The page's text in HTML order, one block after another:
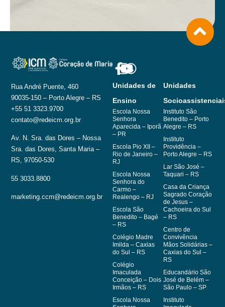
Rua André Puente, 460
90035-150 – Porto Alegre – RS
+55 51 3323.9700
contato@redeicm.org.br
Av. N. Sra. das Dores – Nossa
Sra. das Dores, Santa Maria –
RS, 97050-530
55 3033.8800
marketing.ccm@redeicm.org.br
Unidades de
Ensino
Escola Nossa
Senhora
Aparecida – Iporã
– PR
Escola Pio XII –
Rio de Janeiro –
RJ
Escola Nossa
Senhora do
Carmo –
Realengo – RJ
Escola São
Benedito – Bagé
– RS
Colégio Madre
Imilda – Caxias
do Sul – RS
Colégio
Imaculada
Conceição – Dois
Irmãos – RS
Escola Nossa
Unidades
Instituto São
Benedito – Porto
Alegre – RS
Instituto
Providência –
Porto Alegre – RS
Lar São José –
Taquari – RS
Casa da Criança
Sagrado Coração
de Jesus –
Cachoeira do Sul
– RS
Centro de
Convivência
Mãos Solidárias –
Caxias do Sul –
RS
Educandário São
José de Belém –
São Paulo – SP
Instituto